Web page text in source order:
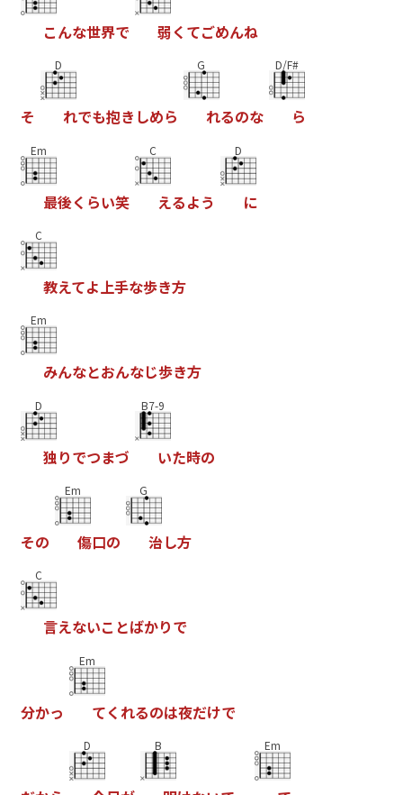
こんな世界で 弱く てごめんね
そ
D
れでも抱き しめら
G
れるのな
D/F#
ら
Em
最後く らい笑
C
えるよう
D
に
C
教えてよ上手な歩き方
Em
みんなとおんなじ歩き方
D
独りでつまづ
B7-9
いた時の
その
Em
傷口の
G
治し方
C
言えないこ とばかりで
分かっ
Em
てく れるのは夜だけで
D B Em